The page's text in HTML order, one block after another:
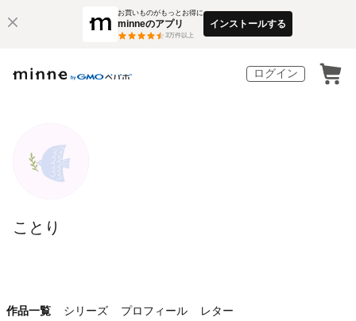
お買いものがもっとお得に
minneのアプリ
3万件以上
インストールする
ログイン
ことり
作品一覧 シリーズ プロフィール レター